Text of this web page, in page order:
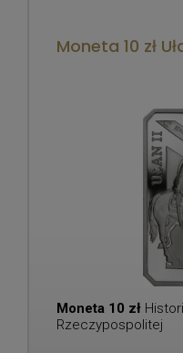
Moneta 10 zł
Moneta 10 zł
Rzeczypospolitej